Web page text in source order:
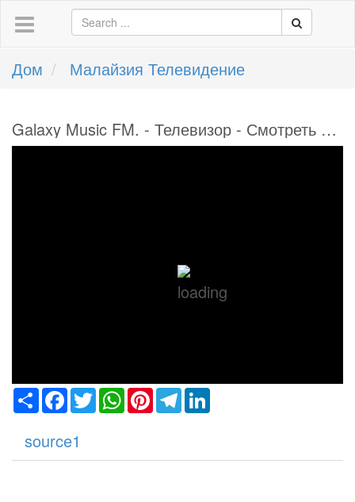
Дом Малайзия Телевидение
Galaxy Music FM. - Телевизор - Смотреть онлайн
ShareFacebook
TwitterWhatsApp
PinterestTelegram
source1